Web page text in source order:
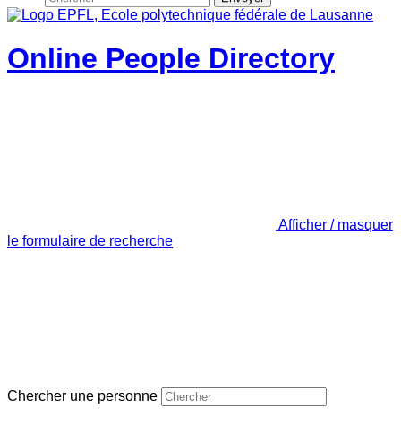
Online People Directory
Afficher / masquer
le formulaire de recherche
Chercher une personne